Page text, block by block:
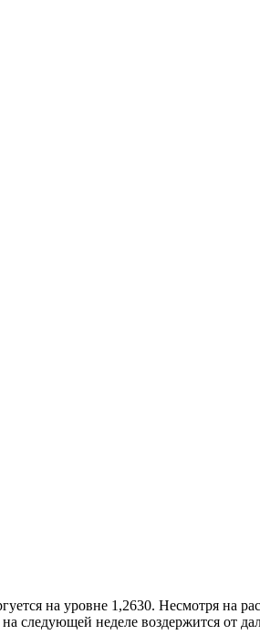
на уровне 1,2630. Несмотря на
следующей неделе воздержится от